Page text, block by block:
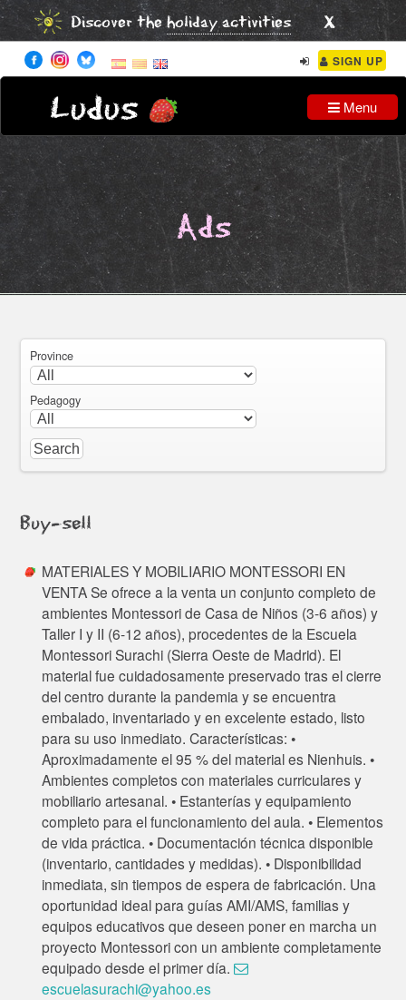
Discover theholiday activities x
SIGN UP
Ludus Menu
Ads
Province
Pedagogy
Buy-sell
MATERIALES Y MOBILIARIO MONTESSORI EN
VENTA Se ofrece a la venta un conjunto completo de
ambientes Montessori de Casa de Niños (3-6 años) y
Taller I y II (6-12 años), procedentes de la Escuela
Montessori Surachi (Sierra Oeste de Madrid). El
material fue cuidadosamente preservado tras el cierre
del centro durante la pandemia y se encuentra
embalado, inventariado y en excelente estado, listo
para su uso inmediato. Características: •
Aproximadamente el 95 % del material es Nienhuis. •
Ambientes completos con materiales curriculares y
mobiliario artesanal. • Estanterías y equipamiento
completo para el funcionamiento del aula. • Elementos
de vida práctica. • Documentación técnica disponible
(inventario, cantidades y medidas). • Disponibilidad
inmediata, sin tiempos de espera de fabricación. Una
oportunidad ideal para guías AMI/AMS, familias y
equipos educativos que deseen poner en marcha un
proyecto Montessori con un ambiente completamente
equipado desde el primer día.
escuelasurachi@yahoo.es